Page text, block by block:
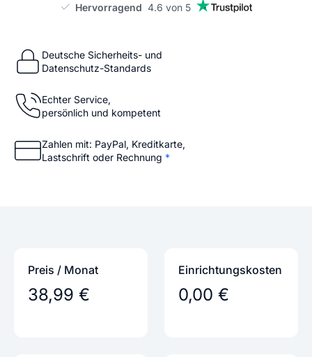
Hervorragend 4.6 von 5
Deutsche Sicherheits- und
Datenschutz-Standards
Echter Service,
persönlich und kompetent
Zahlen mit: PayPal, Kreditkarte,
Lastschrift oder Rechnung *
Preis / Monat
38,99 €
Einrichtungs­kosten
0,00 €